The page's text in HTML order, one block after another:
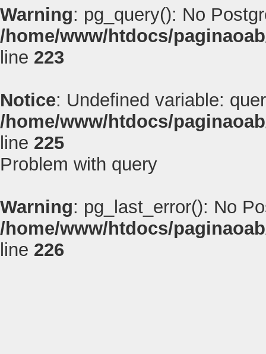
Warning: pg_query(): No
/home/www/htdocs/
line 223
Notice: Undefined variable:
/home/www/htdocs/
line 225
Problem with query
Warning: pg_last_error(): No
/home/www/htdocs/
line 226